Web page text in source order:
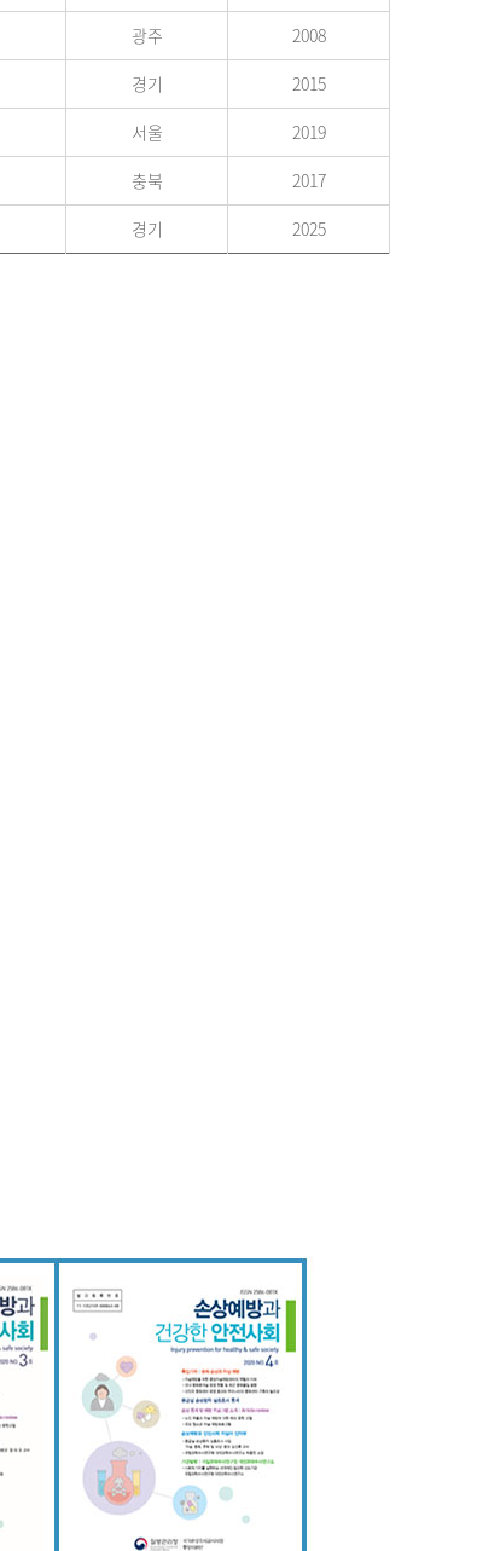
광주 2008
경기
2015
서울
2019
충북
2017
경기 2025